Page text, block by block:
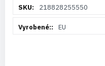
informácií218828255550
EU